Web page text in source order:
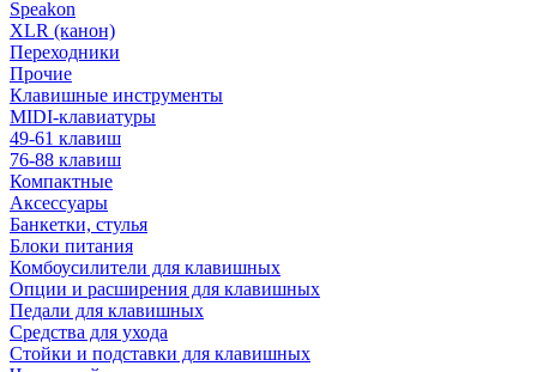
Speakon
XLR (канон)
Переходники
Прочие
Клавишные инструменты
MIDI-клавиатуры
49-61 клавиш
76-88 клавиш
Компактные
Аксессуары
Банкетки, стулья
Блоки питания
Комбоусилители для клавишных
Опции и расширения для клавишных
Педали для клавишных
Средства для ухода
Стойки и подставки для клавишных